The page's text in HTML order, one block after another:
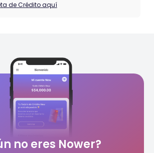
de Crédito aquí
no eres Nower?